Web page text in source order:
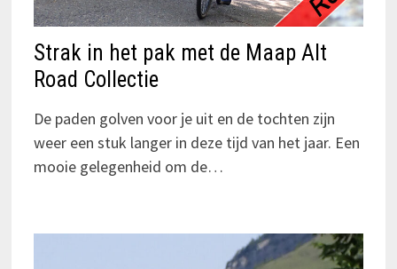
Strak in het pak met de Maap Alt
Road Collectie
De paden golven voor je uit en de tochten zijn
weer een stuk langer in deze tijd van het jaar. Een
mooie gelegenheid om de…